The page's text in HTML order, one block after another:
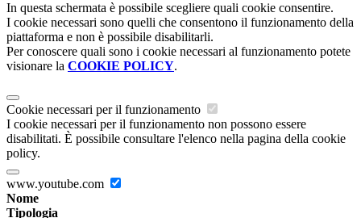
In questa schermata è possibile scegliere quali cookie consentire.
I cookie necessari sono quelli che consentono il funzionamento della
piattaforma e non è possibile disabilitarli.
Per conoscere quali sono i cookie necessari al funzionamento potete
visionare la COOKIE POLICY.
Cookie necessari per il funzionamento
I cookie necessari per il funzionamento non possono essere
disabilitati. È possibile consultare l'elenco nella pagina della cookie
policy.
www.youtube.com
Nome
Tipologia